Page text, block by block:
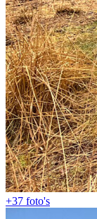
+37 foto's